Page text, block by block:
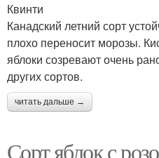
Квинти
Канадский летний сорт
плохо переносит морозы.
яблоки созревают очень
других сортов.
читать дальше →
Сорт яблок с